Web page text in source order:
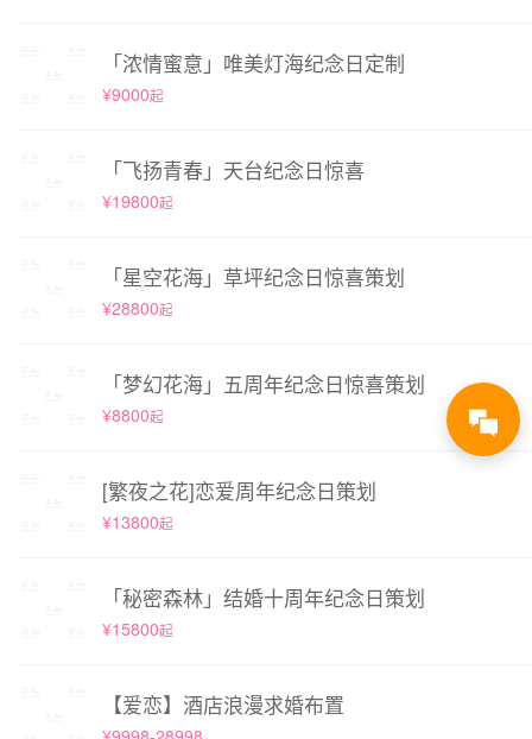
「浓情蜜意」唯美灯海纪念日定制
¥9000起
「飞扬青春」天台纪念日惊喜
¥19800起
「星空花海」草坪纪念日惊喜策划
¥28800起
「梦幻花海」五周年纪念日惊喜策划
¥8800起
[繁夜之花]恋爱周年纪念日策划
¥13800起
「秘密森林」结婚十周年纪念日策划
¥15800起
【爱恋】酒店浪漫求婚布置